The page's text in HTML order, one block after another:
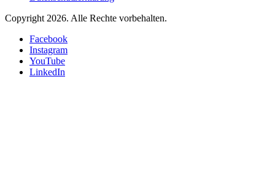
Copyright 2026. Alle Rechte vorbehalten.
Facebook
Instagram
YouTube
LinkedIn